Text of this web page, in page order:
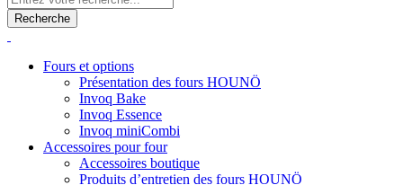
Recherche
Fours et options
Présentation des fours HOUNÖ
Invoq Bake
Invoq Essence
Invoq miniCombi
Accessoires pour four
Accessoires boutique
Produits d’entretien des fours HOUNÖ